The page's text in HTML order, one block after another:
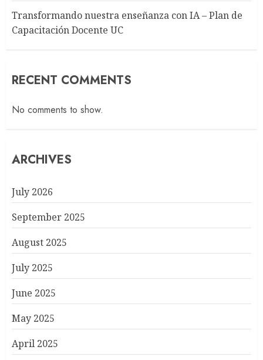
Transformando nuestra enseñanza con IA – Plan de
Capacitación Docente UC
RECENT COMMENTS
No comments to show.
ARCHIVES
July 2026
September 2025
August 2025
July 2025
June 2025
May 2025
April 2025